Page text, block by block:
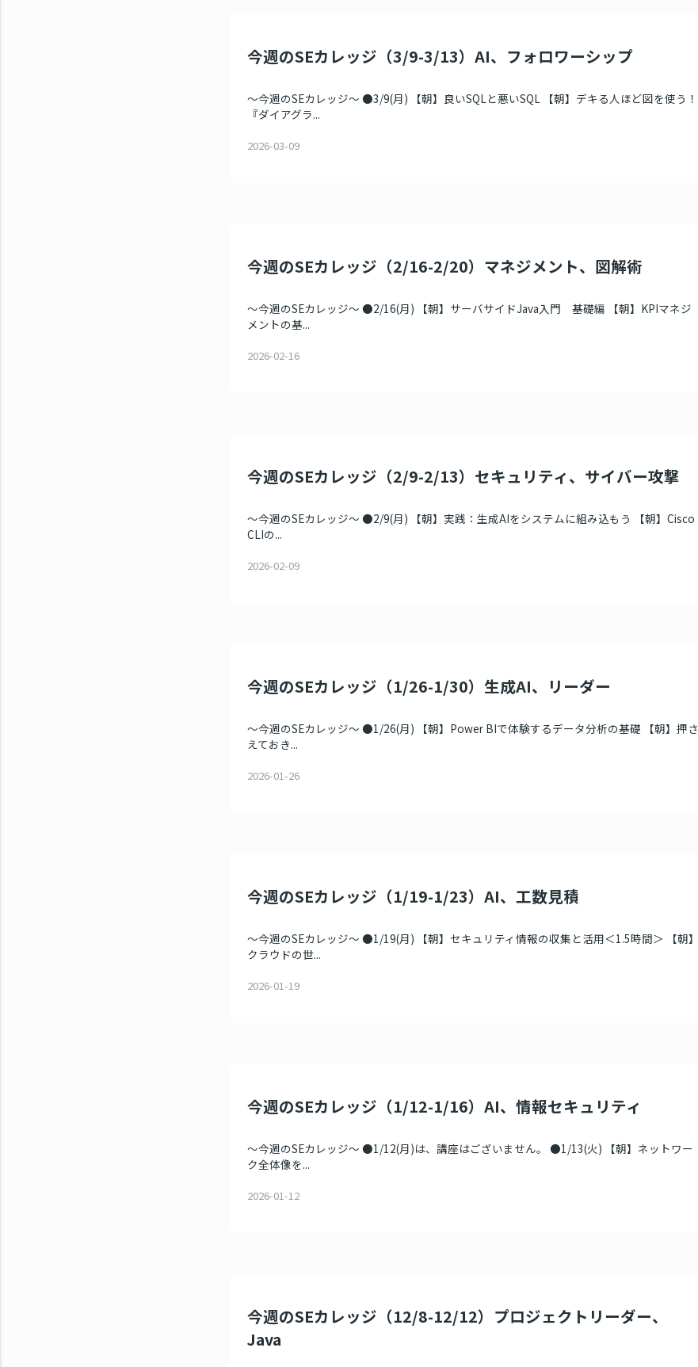
今週のSEカレッジ（3/9-3/13）AI、フォロワーシップ
～今週のSEカレッジ～ ●3/9(月) 【朝】良いSQLと悪いSQL 【朝】デキる人ほど図を使う！
『ダイアグラ...
2026-03-09
今週のSEカレッジ（2/16-2/20）マネジメント、図解術
～今週のSEカレッジ～ ●2/16(月) 【朝】サーバサイドJava入門 基礎編 【朝】KPIマネジ
メントの基...
2026-02-16
今週のSEカレッジ（2/9-2/13）セキュリティ、サイバー攻撃
～今週のSEカレッジ～ ●2/9(月) 【朝】実践：生成AIをシステムに組み込もう 【朝】Cisco
CLIの...
2026-02-09
今週のSEカレッジ（1/26-1/30）生成AI、リーダー
～今週のSEカレッジ～ ●1/26(月) 【朝】Power BIで体験するデータ分析の基礎 【朝】押さ
えておき...
2026-01-26
今週のSEカレッジ（1/19-1/23）AI、工数見積
～今週のSEカレッジ～ ●1/19(月) 【朝】セキュリティ情報の収集と活用＜1.5時間＞ 【朝】
クラウドの世...
2026-01-19
今週のSEカレッジ（1/12-1/16）AI、情報セキュリティ
～今週のSEカレッジ～ ●1/12(月)は、講座はございません。 ●1/13(火) 【朝】ネットワー
ク全体像を...
2026-01-12
今週のSEカレッジ（12/8-12/12）プロジェクトリーダー、
Java